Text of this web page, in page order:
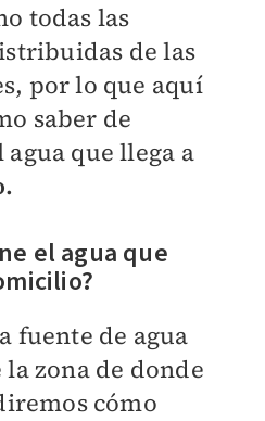
todas las
de las
por lo que aquí
saber de
que llega a
el agua que
fuente de agua
zona de donde
cómo